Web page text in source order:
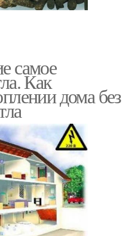
самое
Как
дома без